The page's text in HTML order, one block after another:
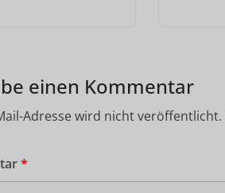
einen Kommentar
Adresse wird nicht veröffentlicht.
*